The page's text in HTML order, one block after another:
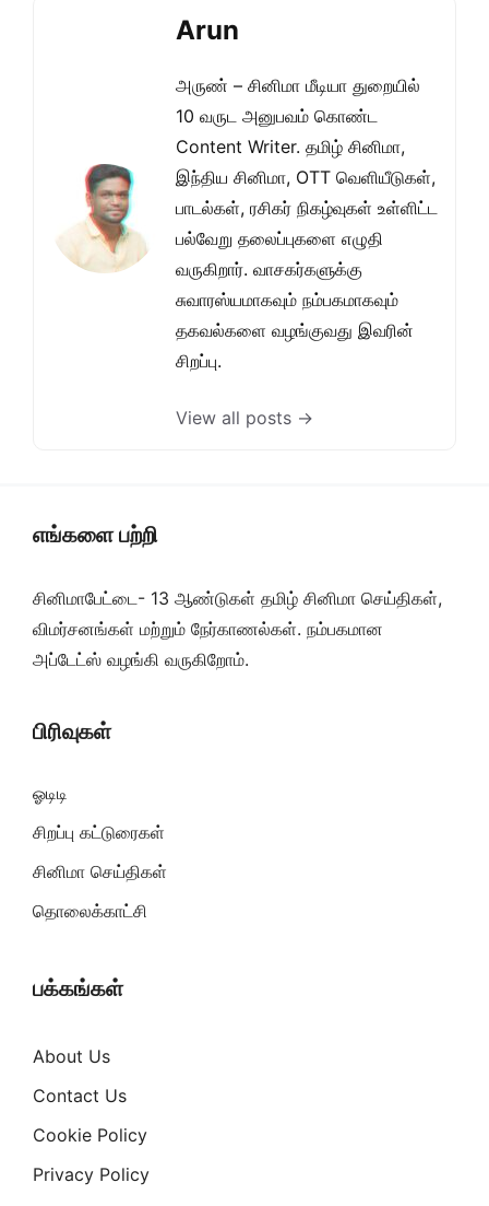
Arun
அருண் – சினிமா மீடியா துறையில்
10 வருட அனுபவம் கொண்ட
Content Writer. தமிழ் சினிமா,
இந்திய சினிமா, OTT வெளியீடுகள்,
பாடல்கள், ரசிகர் நிகழ்வுகள் உள்ளிட்ட
பல்வேறு தலைப்புகளை எழுதி
வருகிறார். வாசகர்களுக்கு
சுவாரஸ்யமாகவும் நம்பகமாகவும்
தகவல்களை வழங்குவது இவரின்
சிறப்பு.
View all posts →
எங்களை பற்றி
சினிமாபேட்டை- 13 ஆண்டுகள் தமிழ் சினிமா செய்திகள்,
விமர்சனங்கள் மற்றும் நேர்காணல்கள். நம்பகமான
அப்டேட்ஸ் வழங்கி வருகிறோம்.
பிரிவுகள்
ஓடிடி
சிறப்பு கட்டுரைகள்
சினிமா செய்திகள்
தொலைக்காட்சி
பக்கங்கள்
About Us
Contact Us
Cookie Policy
Privacy Policy